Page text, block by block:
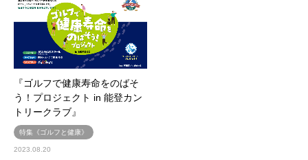
『ゴルフで健康寿命をのばそ
う！プロジェクト in 能登カン
トリークラブ』
特集《ゴルフと健康》
2023.08.20